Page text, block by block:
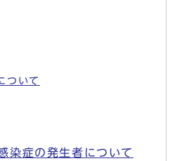
ついて
染症の発生者について